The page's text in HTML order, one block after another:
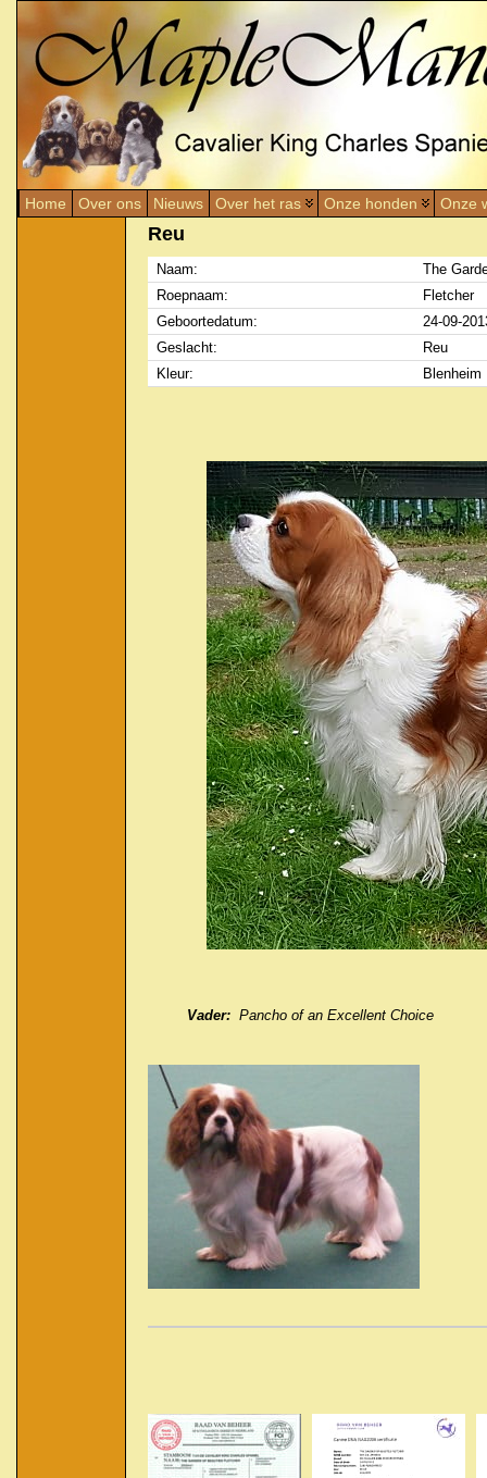
Home Over ons Nieuws Over het ras Onze honden Onze
Reu
Naam:
The
Roepnaam:
Fletcher
Geboortedatum:
24-09-
Geslacht:
Reu
Kleur:
Blenheim
Vader: Pancho of an Excellent Choice